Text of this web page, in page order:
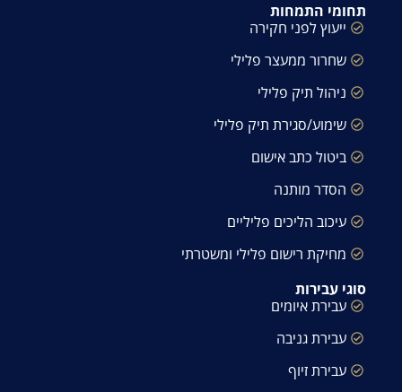
תחומי התמחות
ייעוץ לפני חקירה
שחרור ממעצר פלילי
ניהול תיק פלילי
שימוע/סגירת תיק פלילי
ביטול כתב אישום
הסדר מותנה
עיכוב הליכים פליליים
מחיקת רישום פלילי ומשטרתי
סוגי עבירות
עבירת איומים
עבירת גניבה
עבירת זיוף